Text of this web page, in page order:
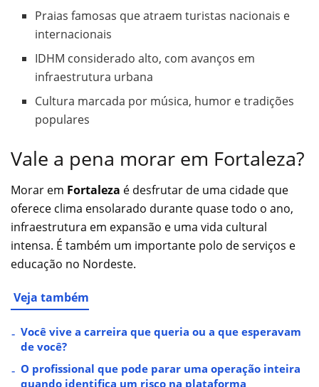
Praias famosas que atraem turistas nacionais e
internacionais
IDHM considerado alto, com avanços em
infraestrutura urbana
Cultura marcada por música, humor e tradições
populares
Vale a pena morar em Fortaleza?
Morar em Fortaleza é desfrutar de uma cidade que
oferece clima ensolarado durante quase todo o ano,
infraestrutura em expansão e uma vida cultural
intensa. É também um importante polo de serviços e
educação no Nordeste.
Veja também
Você vive a carreira que queria ou a que esperavam
de você?
O profissional que pode parar uma operação inteira
quando identifica um risco na plataforma